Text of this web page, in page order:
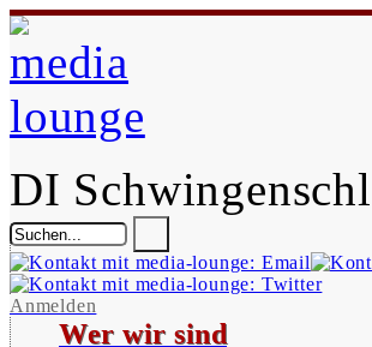
DI
Anmelden
Wer wir sind